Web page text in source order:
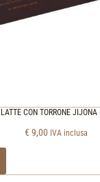
CON TORRONE
€ 9,00 IVA inclusa